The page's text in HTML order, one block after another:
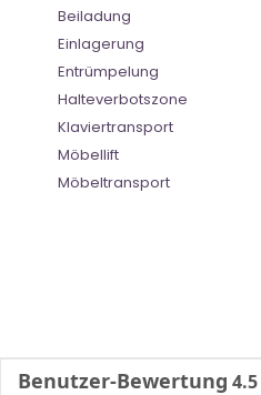
Beiladung
Einlagerung
Entrümpelung
Halteverbotszone
Klaviertransport
Möbellift
Möbeltransport
Benutzer-Bewertung 4.5